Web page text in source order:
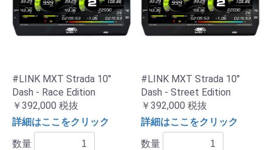
#LINK MXT Strada 10"
Dash - Race Edition
￥392,000 税抜
詳細はここをクリック
数量
#LINK MXT Strada 10"
Dash - Street Edition
￥392,000 税抜
詳細はここをクリック
数量